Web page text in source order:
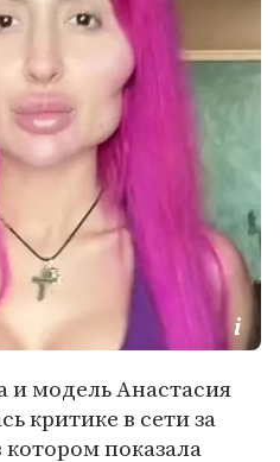
и модель Анастасия
критике в сети за
показала